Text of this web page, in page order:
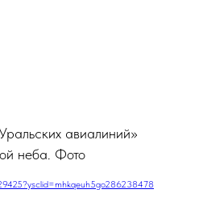
авиалиний»
неба. Фото